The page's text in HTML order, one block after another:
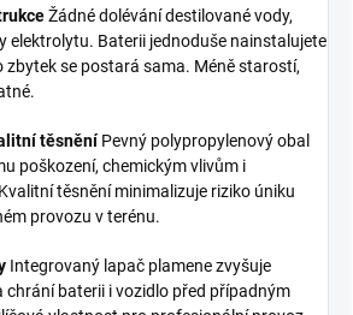
Žádné dolévání destilované vody,
elektrolytu. Baterii jednoduše nainstalujete
zbytek se postará sama. Méně starostí,
těsněníPevný polypropylenový obal
poškození, chemickým vlivům i
těsnění minimalizuje riziko úniku
provozu v terénu.
Integrovaný lapač plamene zvyšuje
chrání baterii i vozidlo před případným